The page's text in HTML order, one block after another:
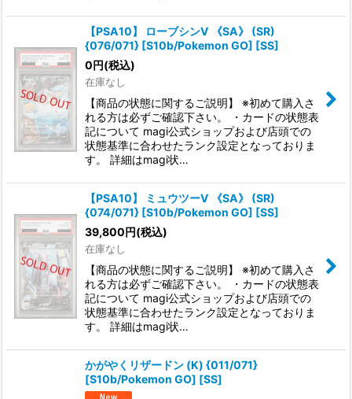
【PSA10】 ローブシンV 《SA》 (SR)
{076/071} [S10b/Pokemon GO] [SS]
0円(税込)
在庫なし
【商品の状態に関するご説明】 ※初めて購入さ
れる方は必ずご確認下さい。 ・カードの状態表
記について magi公式ショップおよび店頭での
状態基準に合わせたランク設定となっておりま
す。 詳細はmagi状…
【PSA10】 ミュウツーV 《SA》 (SR)
{074/071} [S10b/Pokemon GO] [SS]
39,800円(税込)
在庫なし
【商品の状態に関するご説明】 ※初めて購入さ
れる方は必ずご確認下さい。 ・カードの状態表
記について magi公式ショップおよび店頭での
状態基準に合わせたランク設定となっておりま
す。 詳細はmagi状…
かがやくリザードン (K) {011/071}
[S10b/Pokemon GO] [SS]